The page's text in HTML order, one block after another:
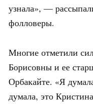
узнала», —
фолловеры.
Многие отметили
Борисовны и ее
Орбакайте. «Я
думала, это